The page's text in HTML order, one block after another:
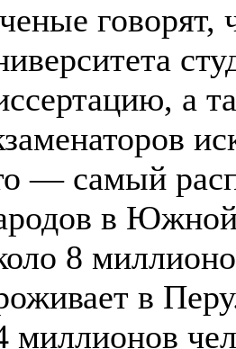
говорят,
а
— самый
в
8
в
миллионов